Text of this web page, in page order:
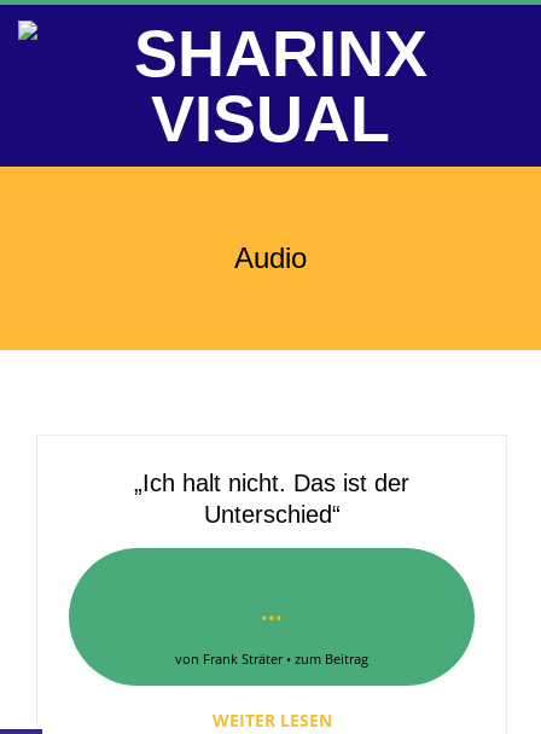
Skip
S
Audio
„Ich halt nicht. Das ist der
Unterschied“
•••
von Frank Sträter • zum Beitrag
WEITER LESEN